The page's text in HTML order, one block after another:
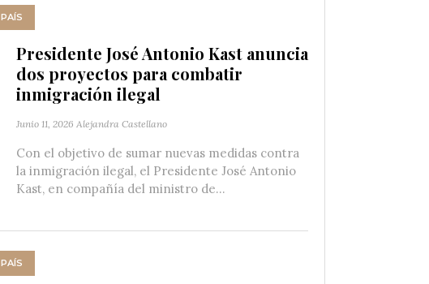
PAÍS
Presidente José Antonio Kast anuncia
dos proyectos para combatir
inmigración ilegal
Junio 11, 2026 Alejandra Castellano
Con el objetivo de sumar nuevas medidas contra
la inmigración ilegal, el Presidente José Antonio
Kast, en compañía del ministro de...
PAÍS